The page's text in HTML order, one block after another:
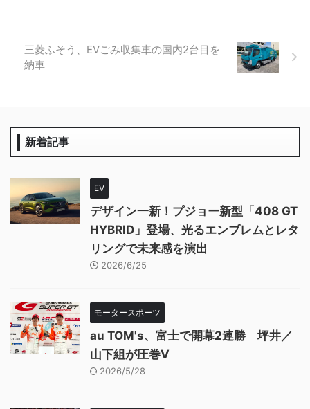
三菱ふそう、EVごみ収集車の国内2台目を
納車
新着記事
EV
デザイン一新！プジョー新型「408 GT
HYBRID」登場、光るエンブレムとレタ
リングで未来感を演出
2026/6/25
モータースポーツ
au TOM's、富士で開幕2連勝 坪井／
山下組が圧巻V
2026/5/28